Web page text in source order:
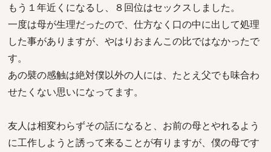
もう１年近くになるし、８回位はセックスしました。
一度は母が生理だったので、仕方なく口の中に出して処理
した事がありますが、やはりおまんこの比ではなかったで
す。
あの襞の感触は絶対僕以外の人には、たとえ父でも味合わ
せたくない思いになってます。
友人は相変わらずその話になると、お前の母とやれるよう
に工作しようと誘って来ることが有りますが、僕の母です